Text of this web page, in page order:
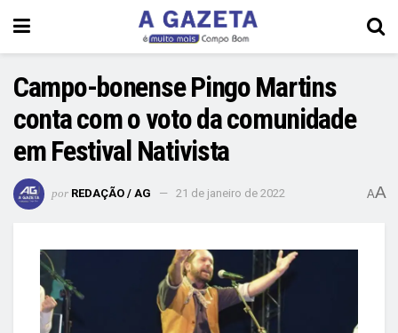
Campo-bonense Pingo Martins
conta com o voto da comunidade
em Festival Nativista
por REDAÇÃO / AG 21 de janeiro de 2022 AA